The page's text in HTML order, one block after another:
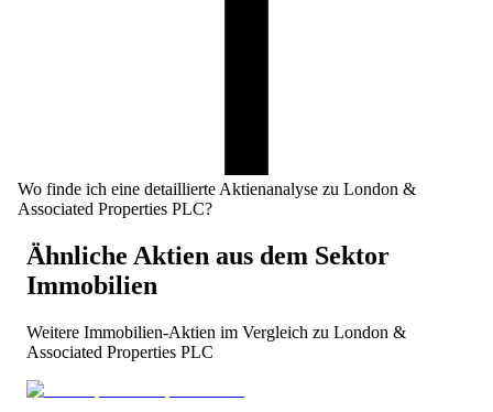
Wo finde ich eine detaillierte Aktienanalyse zu London &
Associated Properties PLC?
Ähnliche Aktien aus dem Sektor
Immobilien
Weitere Immobilien-Aktien im Vergleich zu London &
Associated Properties PLC